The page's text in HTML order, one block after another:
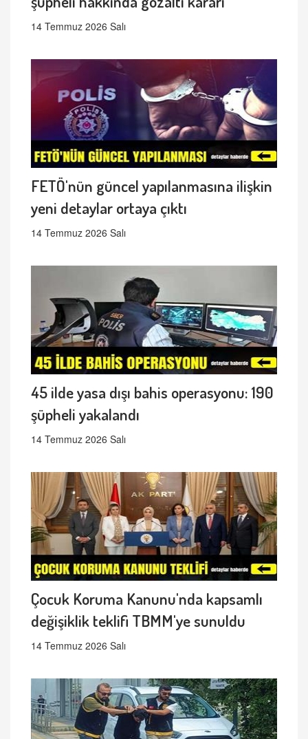
14 Temmuz 2026 Salı
FETÖ'nün güncel yapılanmasına ilişkin
yeni detaylar ortaya çıktı
14 Temmuz 2026 Salı
45 ilde yasa dışı bahis operasyonu: 190
şüpheli yakalandı
14 Temmuz 2026 Salı
Çocuk Koruma Kanunu'nda kapsamlı
değişiklik teklifi TBMM'ye sunuldu
14 Temmuz 2026 Salı